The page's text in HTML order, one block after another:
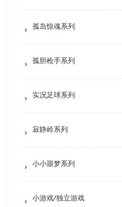
孤岛惊魂系列
孤胆枪手系列
实况足球系列
寂静岭系列
小小噩梦系列
小游戏/独立游戏